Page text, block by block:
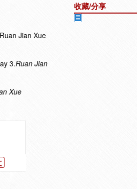
Jian Xue
3.Ruan Jian
Xue
收藏/分享